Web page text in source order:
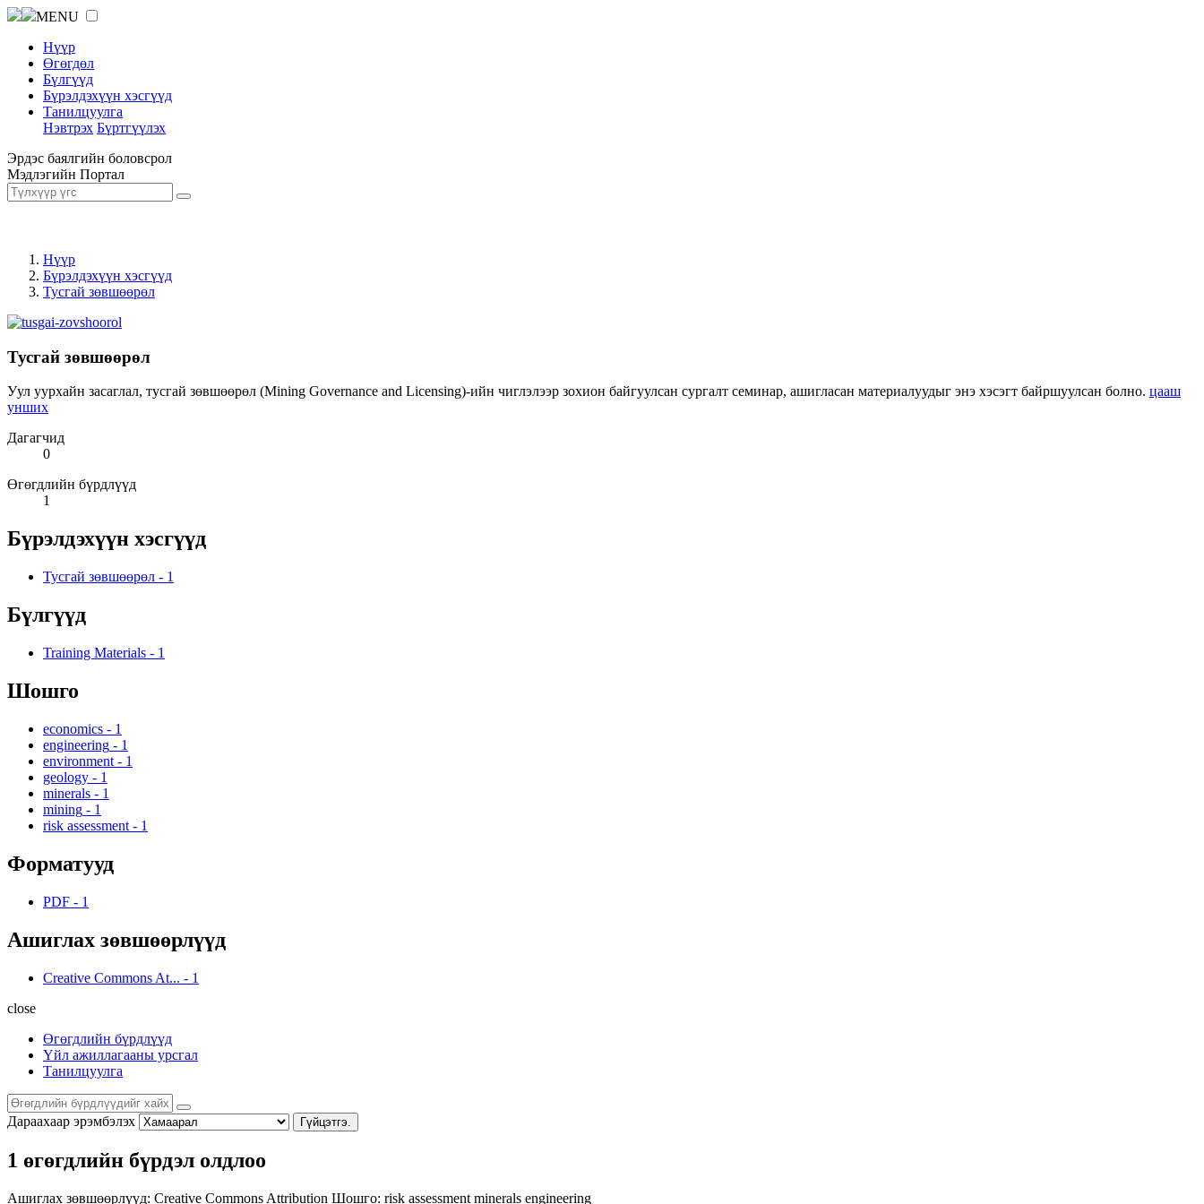
MENU
Нүүр
Өгөгдөл
Бүлгүүд
Бүрэлдэхүүн хэсгүүд
Танилцуулга
Нэвтрэх Бүртгүүлэх
Эрдэс баялгийн боловсрол
Мэдлэгийн Портал
Нүүр
Бүрэлдэхүүн хэсгүүд
Тусгай зөвшөөрөл
Тусгай зөвшөөрөл
Уул уурхайн засаглал, тусгай зөвшөөрөл (Mining Governance and Licensing)-ийн чиглэлээр зохион байгуулсан сургалт семинар, ашигласан материалуудыг энэ хэсэгт байршуулсан болно. цааш
унших
Дагагчид
0
Өгөгдлийн бүрдлүүд
1
Бүрэлдэхүүн хэсгүүд
Тусгай зөвшөөрөл - 1
Бүлгүүд
Training Materials - 1
Шошго
economics - 1
engineering - 1
environment - 1
geology - 1
minerals - 1
mining - 1
risk assessment - 1
Форматууд
PDF - 1
Ашиглах зөвшөөрлүүд
Creative Commons At... - 1
close
Өгөгдлийн бүрдлүүд
Үйл ажиллагааны урсгал
Танилцуулга
Дараахаар эрэмбэлэх Гүйцэтгэ.
1 өгөгдлийн бүрдэл олдлоо
Ашиглах зөвшөөрлүүд: Creative Commons Attribution Шошго: risk assessment minerals engineering